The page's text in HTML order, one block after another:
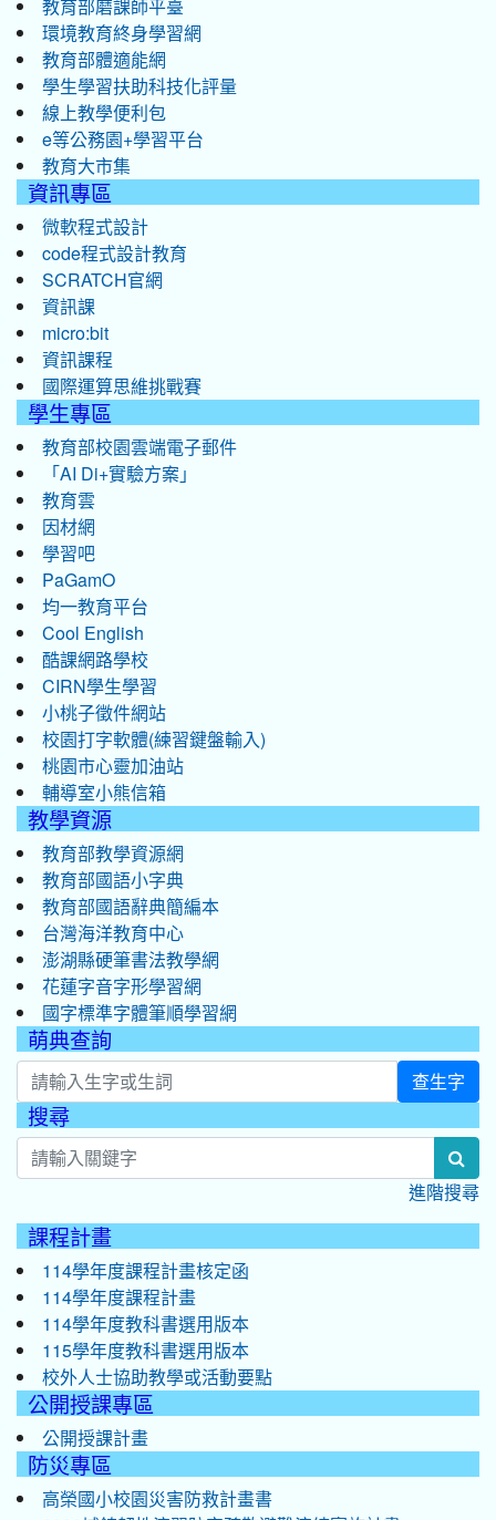
教育部磨課師平臺
環境教育終身學習網
教育部體適能網
學生學習扶助科技化評量
線上教學便利包
e等公務園+學習平台
教育大市集
資訊專區
微軟程式設計
code程式設計教育
SCRATCH官網
資訊課
micro:bit
資訊課程
國際運算思維挑戰賽
學生專區
教育部校園雲端電子郵件
「AI Di+實驗方案」
教育雲
因材網
學習吧
PaGamO
均一教育平台
Cool English
酷課網路學校
CIRN學生學習
小桃子徵件網站
校園打字軟體(練習鍵盤輸入)
桃園市心靈加油站
輔導室小熊信箱
教學資源
教育部教學資源網
教育部國語小字典
教育部國語辭典簡編本
台灣海洋教育中心
澎湖縣硬筆書法教學網
花蓮字音字形學習網
國字標準字體筆順學習網
萌典查詢
查生字
搜尋
進階搜尋
課程計畫
114學年度課程計畫核定函
114學年度課程計畫
114學年度教科書選用版本
115學年度教科書選用版本
校外人士協助教學或活動要點
公開授課專區
公開授課計畫
防災專區
高榮國小校園災害防救計畫書